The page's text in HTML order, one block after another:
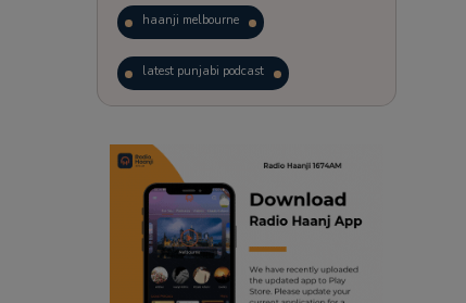
haanji melbourne
latest punjabi podcast
trending punjabi podcast
ranjodh singh
radio haanji updates